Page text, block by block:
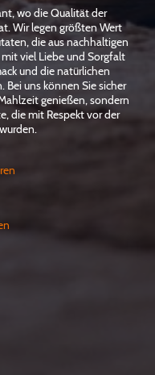
wo die Qualität der
Wir legen größten Wert
die aus nachhaltigen
viel Liebe und Sorgfalt
und die natürlichen
uns können Sie sicher
genießen, sondern
die mit Respekt vor der